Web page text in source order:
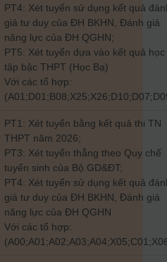
PT4: Xét tuyển sử dụng kết quả
giá tư duy của ĐH BKHN, Đánh giá
năng lực của ĐH QGHN;
PT5: Xét tuyển dựa vào kết quả học
tập bậc THPT (Học Bạ)
Với các tổ hợp:
PT1: Xét tuyển bằng kết quả thi TN
THPT năm 2026;
PT3: Xét tuyển thẳng theo Quy chế
tuyển sinh của Bộ GD&ĐT;
PT4: Xét tuyển sử dụng kết quả
giá tư duy của ĐH BKHN, Đánh giá
năng lực của ĐH QGHN
Với các tổ hợp: